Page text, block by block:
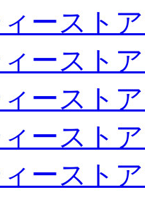
ースト
ースト
ースト
ースト
ースト